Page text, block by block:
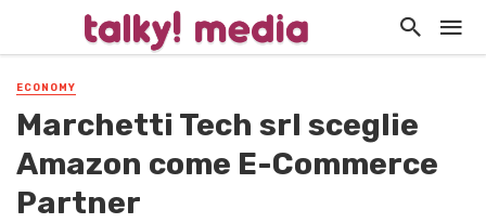
ECONOMY
Marchetti Tech srl sceglie
Amazon come E-Commerce
Partner